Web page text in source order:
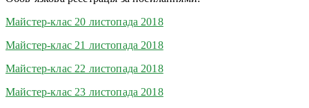
Майстер-клас 20 листопада 2018
Майстер-клас 21 листопада 2018
Майстер-клас 22 листопада 2018
Майстер-клас 23 листопада 2018